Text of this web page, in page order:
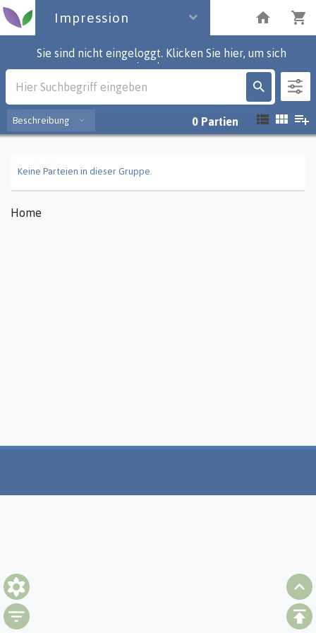
Impression
Sie sind nicht eingeloggt. Klicken Sie hier, um sich
einzuloggen.
Impression
Beschreibung 0 Partien
Keine Parteien in dieser Gruppe.
Home